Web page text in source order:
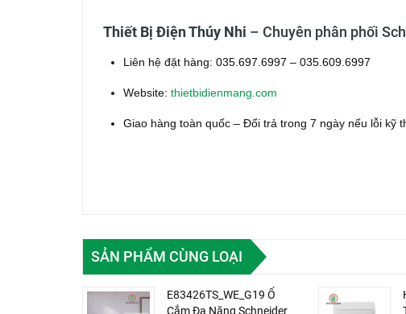
Thiết Bị Điện Thúy Nhi – Chuyên phân phối
Liên hệ đặt hàng: 035.697.6997 – 035.609.6997
Website: thietbidienmang.com
Giao hàng toàn quốc – Đổi trả trong 7 ngày nếu lỗi kỹ
SẢN PHẨM CÙNG LOẠI
E83426TS_WE_G19 Ổ
Cắm Đa Năng Schneider